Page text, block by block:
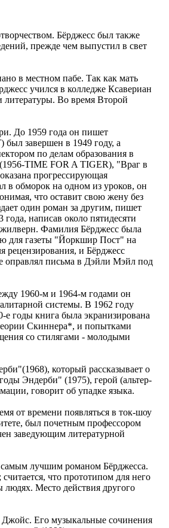
Бёрджесс был также
прежде чем выпустил в свет
в местном пабе. Так как мать
учился в колледже Ксавериан
литературы. Во время Второй
До 1959 года он пишет
завершен в 1949 году, а
по делам образования в
TIME FOR A TIGER), "Враг в
прогрессирующая
в обморок на одном из уроков, он
что оставит свою жену без
один роман за другим, пишет
написав около пятидесяти
Фамилия Бёрджесс была
для газеты "Йоркшир Пост" на
рецензирования, и Бёрджесс
оправлял письма в Дэйли Мэйл под
1960-м и 1964-м годами он
системы. В 1962 году
е годы книга была экранизирована
Скиннера*, и попытками
со стилягами - молодыми
который рассказывает о
Эндерби" (1975), герой (альтер-
говорит об упадке языка.
от времени появляться в ток-шоу
был почетным профессором
заведующим литературной
лучшим романом Бёрджесса.
что прототипом для него
Место действия другого
Джойс. Его музыкальные сочинения